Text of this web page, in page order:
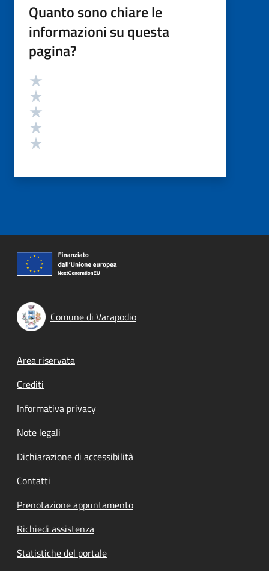
Quanto sono chiare le
informazioni su questa
pagina?
Valutazione
Comune di Varapodio
Footer menu
Area riservata
Crediti
Informativa privacy
Note legali
Dichiarazione di accessibilità
Contatti
Prenotazione appuntamento
Richiedi assistenza
Statistiche del portale